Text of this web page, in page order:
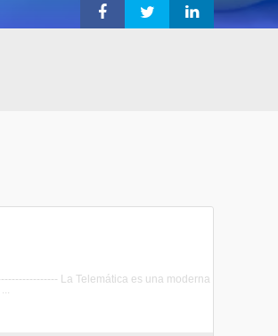
La Telemática es una moderna